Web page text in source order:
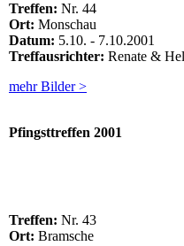
Treffen: Nr. 44
Ort: Monschau
Datum: 5.10. - 7.10.2001
Treffausrichter: Renate &
mehr Bilder >
Pfingsttreffen 2001
Treffen: Nr. 43
Ort: Bramsche